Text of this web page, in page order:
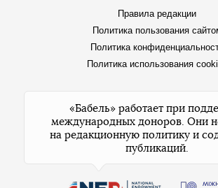
Правила редакции
Политика пользования
Политика
Политика использования
«Бабель» работает при
международных доноров. Они
на редакционную политику и
публикаций.